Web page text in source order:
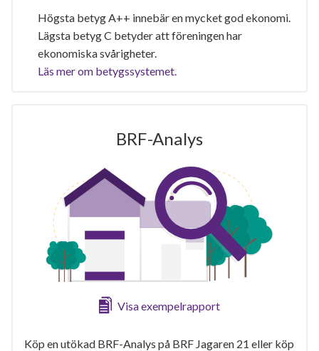
Högsta betyg A++ innebär en mycket god ekonomi.
Lägsta betyg C betyder att föreningen har
ekonomiska svårigheter.
Läs mer om betygssystemet.
BRF-Analys
Visa exempelrapport
Köp en utökad BRF-Analys på BRF Jagaren 21 eller köp